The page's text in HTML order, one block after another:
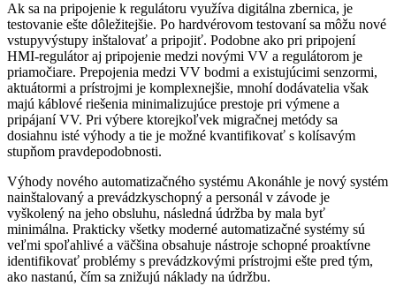
Ak sa na pripojenie k regulátoru využíva digitálna zbernica, je
testovanie ešte dôležitejšie. Po hardvérovom testovaní sa môžu nové
vstupyvýstupy inštalovať a pripojiť. Podobne ako pri pripojení
HMI-regulátor aj pripojenie medzi novými VV a regulátorom je
priamočiare. Prepojenia ­medzi VV bodmi a existujúcimi senzormi,
aktuátormi a prístrojmi je komplexnejšie, mnohí dodávatelia však
majú káblové riešenia minimalizujúce prestoje pri výmene a
pripájaní VV. Pri výbere ktorejkoľvek migračnej metódy sa
dosiahnu isté výhody a tie je možné kvantifikovať s kolísavým
stupňom pravdepodobnosti.
Výhody nového automatizačného systému Akonáhle je nový systém
nainštalovaný a prevádzkyschopný a ­personál v závode je
vyškolený na jeho obsluhu, následná údržba by mala byť
minimálna. Prakticky všetky moderné automatizačné systémy sú
veľmi spoľahlivé a väčšina obsahuje nástroje schopné proaktívne
identifikovať problémy s prevádzkovými prístrojmi ešte pred tým,
ako nastanú, čím sa znižujú náklady na údržbu.